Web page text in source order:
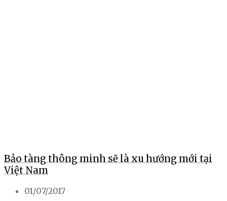
Bảo tàng thông minh sẽ là xu hướng mới tại
Việt Nam
01/07/2017